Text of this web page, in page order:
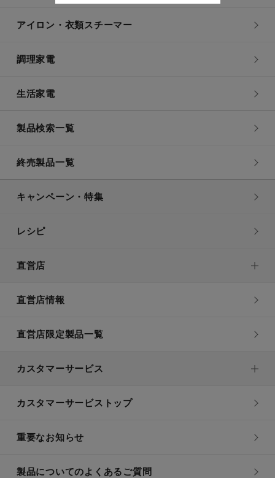
アイロン・衣類スチーマー
調理家電
生活家電
製品検索一覧
終売製品一覧
キャンペーン・特集
レシピ
直営店
直営店情報
直営店限定製品一覧
カスタマーサービス
カスタマーサービストップ
重要なお知らせ
製品についてのよくあるご質問